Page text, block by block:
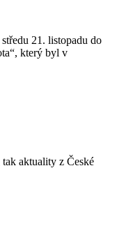
21. listopadu do
který byl v
tak aktuality z České